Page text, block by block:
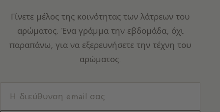
Γίνετε μέλος της κοινότητας των λάτρεων του
αρώματος. Ένα γράμμα την εβδομάδα, όχι
παραπάνω, για να εξερευνήσετε την τέχνη του
αρώματος.